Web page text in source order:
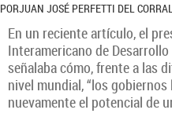
PORJUAN JOSÉ PERFETTI DEL
En un reciente artículo, el
Interamericano de Desarrollo
señalaba cómo, frente a las
nivel mundial, “los
nuevamente el potencial de